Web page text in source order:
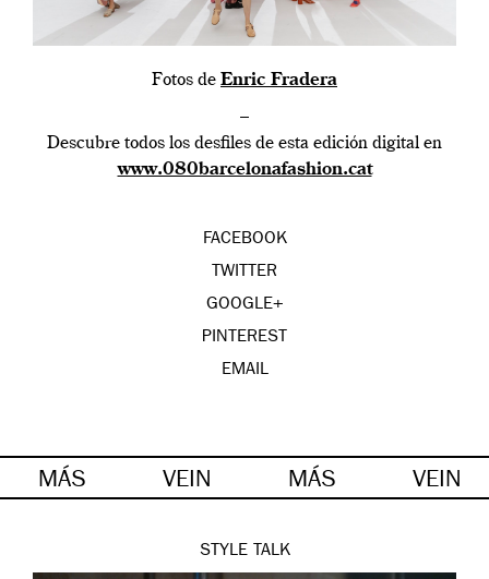
Fotos de Enric Fradera
–
Descubre todos los desfiles de esta edición digital en
www.080barcelonafashion.cat
FACEBOOK
TWITTER
GOOGLE+
PINTEREST
EMAIL
MÁS VEIN MÁS VEIN
STYLE TALK